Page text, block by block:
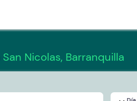
San Nicolas, Barranquilla